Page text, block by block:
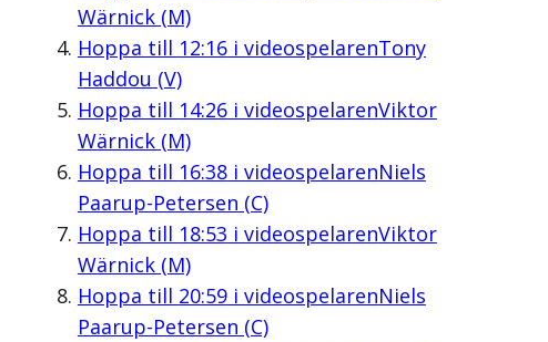
Wärnick (M)
Hoppa till 12:16i videospelarenTony
Haddou (V)
Hoppa till 14:26i videospelarenViktor
Wärnick (M)
Hoppa till 16:38i videospelarenNiels
Paarup-Petersen (C)
Hoppa till 18:53 i videospelarenViktor
Wärnick (M)
Hoppa till 20:59i videospelarenNiels
Paarup-Petersen (C)